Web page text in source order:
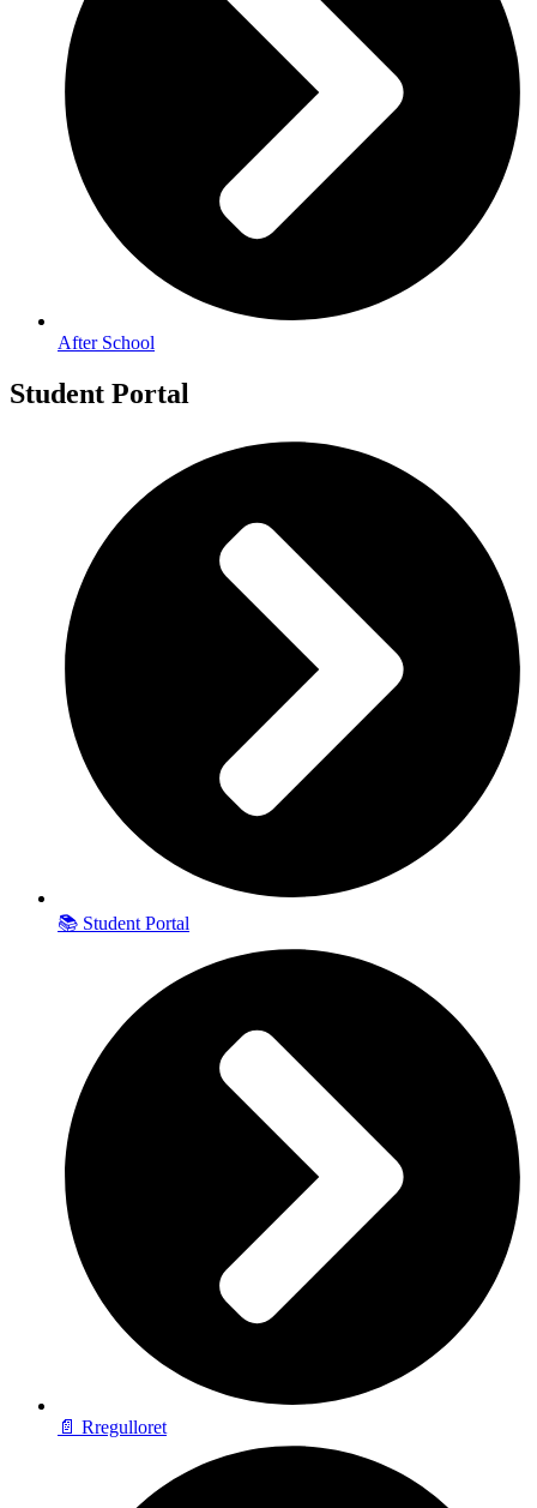
After School
Student Portal
📚 Student Portal
📄 Rregulloret